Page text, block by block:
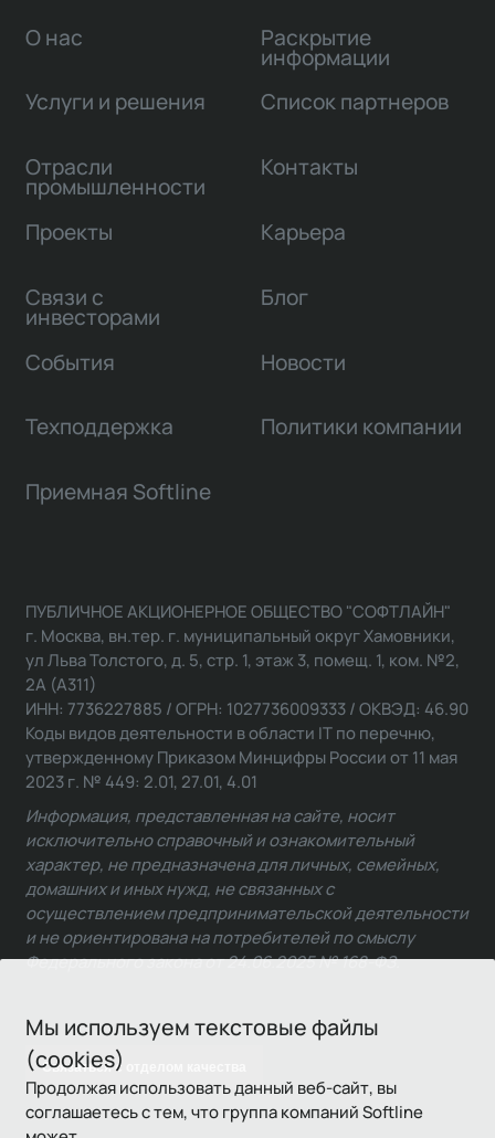
Мы используем текстовые файлы
(cookies)
Продолжая использовать данный веб-сайт, вы
соглашаетесь с тем, что группа компаний Softline
О нас
Услуги и решения
Отрасли
промышленности
Проекты
Связи с
инвесторами
Раскрытие
информации
Список партнеров
Контакты
Карьера
Блог
События Новости
Техподдержка Политики компании
Приемная Softline
Связаться с отделом качества
ПУБЛИЧНОЕ АКЦИОНЕРНОЕ ОБЩЕСТВО "СОФТЛАЙН"
г. Москва, вн.тер. г. муниципальный округ Хамовники,
ул Льва Толстого, д. 5, стр. 1, этаж 3, помещ. 1, ком. №2,
2А (А311)
ИНН: 7736227885 / ОГРН: 1027736009333 / ОКВЭД: 46.90
Коды видов деятельности в области IT по перечню,
утвержденному Приказом Минцифры России от 11 мая
2023 г. № 449: 2.01, 27.01, 4.01
Информация, представленная на сайте, носит
исключительно справочный и ознакомительный
характер, не предназначена для личных, семейных,
домашних и иных нужд, не связанных с
осуществлением предпринимательской деятельности
и не ориентирована на потребителей по смыслу
Федерального закона от 24.06.2025 № 168-ФЗ.